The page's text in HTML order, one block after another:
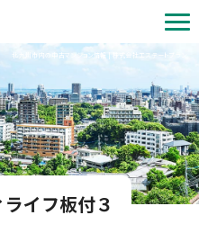
北九州市内の中古マンション情報 | 株式会社エステートプラン
イフ板付３